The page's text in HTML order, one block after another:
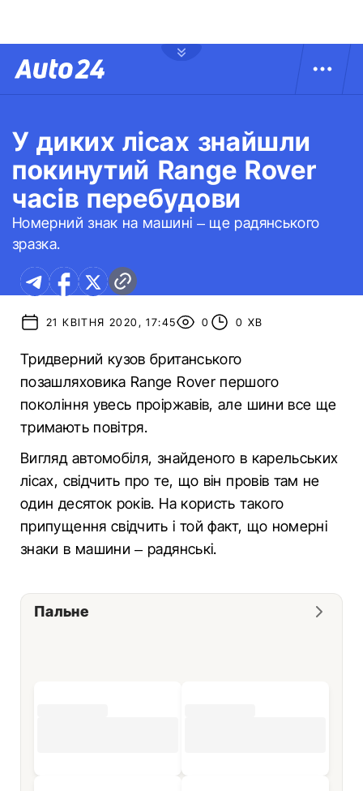
У диких лісах знайшли
покинутий Range Rover
часів перебудови
Номерний знак на машині – ще радянського
зразка.
21 КВІТНЯ 2020, 17:45 0 0 ХВ
Тридверний кузов британського
позашляховика Range Rover першого
покоління увесь проіржавів, але шини все ще
тримають повітря.
Вигляд автомобіля, знайденого в карельських
лісах, свідчить про те, що він провів там не
один десяток років. На користь такого
припущення свідчить і той факт, що номерні
знаки в машини – радянські.
Пальне